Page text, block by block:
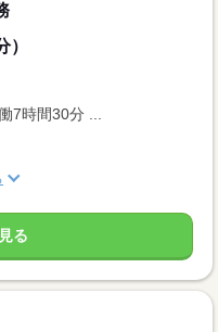
7時間30分 ...
る